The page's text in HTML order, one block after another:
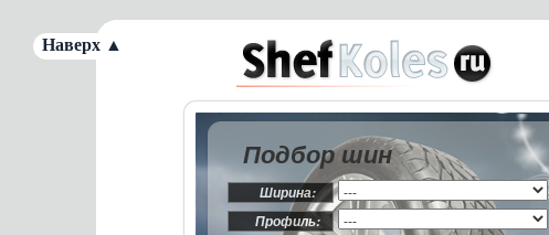
Подбор шин
Ширина:
Профиль:
Наверх ▲